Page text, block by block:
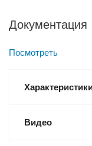
Документация
Посмотреть
Видео